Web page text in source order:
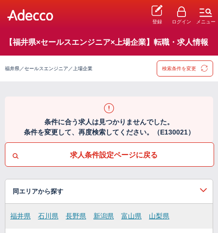
登録 ログイン メニュー
【福井県×セールスエンジニア×上場企業】転職・求人情報
福井県／セールスエンジニア／上場企業 検索条件を変更
条件に合う求人は見つかりませんでした。
条件を変更して、再度検索してください。（E130021）
求人条件設定ページに戻る
同エリアから探す
福井県 石川県 長野県 新潟県 富山県 山梨県